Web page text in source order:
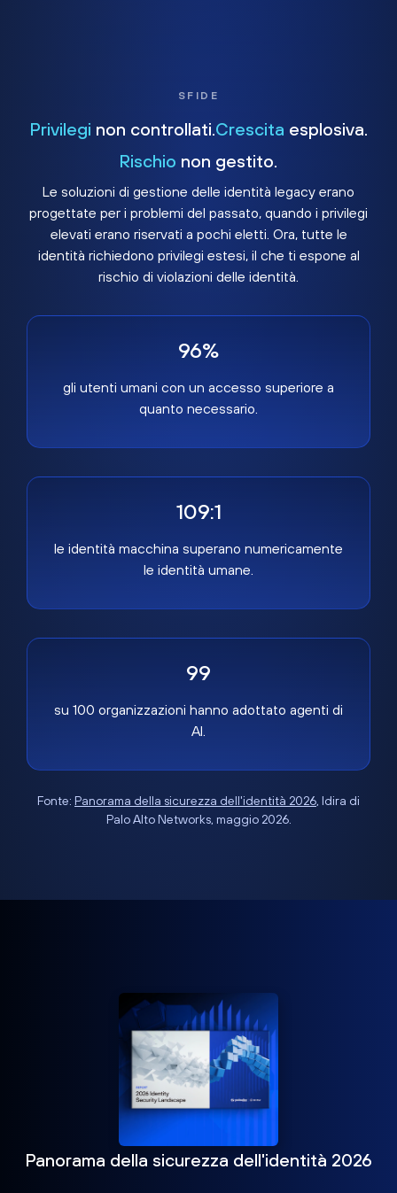
SFIDE
Privilegi non controllati. Crescita esplosiva.
Rischio non gestito.
Le soluzioni di gestione delle identità legacy erano
progettate per i problemi del passato, quando i privilegi
elevati erano riservati a pochi eletti. Ora, tutte le
identità richiedono privilegi estesi, il che ti espone al
rischio di violazioni delle identità.
96%
gli utenti umani con un accesso superiore a
quanto necessario.
109:1
le identità macchina superano numericamente
le identità umane.
99
su 100 organizzazioni hanno adottato agenti di
AI.
Fonte: Panorama della sicurezza dell'identità 2026, Idira di
Palo Alto Networks, maggio 2026.
Panorama della sicurezza dell'identità 2026